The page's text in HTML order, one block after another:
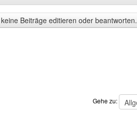
Beiträge editieren oder beantworten.
Gehe zu: